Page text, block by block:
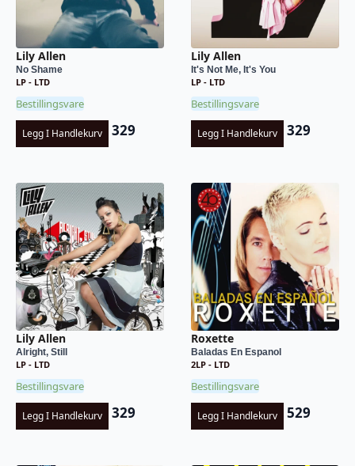
Lily Allen
No Shame
LP - LTD
Bestillingsvare
Legg I Handlekurv 329
Lily Allen
It's Not Me, It's You
LP - LTD
Bestillingsvare
Legg I Handlekurv 329
Lily Allen
Alright, Still
LP - LTD
Bestillingsvare
Legg I Handlekurv 329
Roxette
Baladas En Espanol
2LP - LTD
Bestillingsvare
Legg I Handlekurv 529